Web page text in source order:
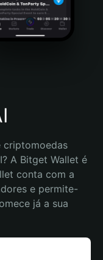
criptomoedas
A Bitget Wallet é
conta com a
e permite-
já a sua